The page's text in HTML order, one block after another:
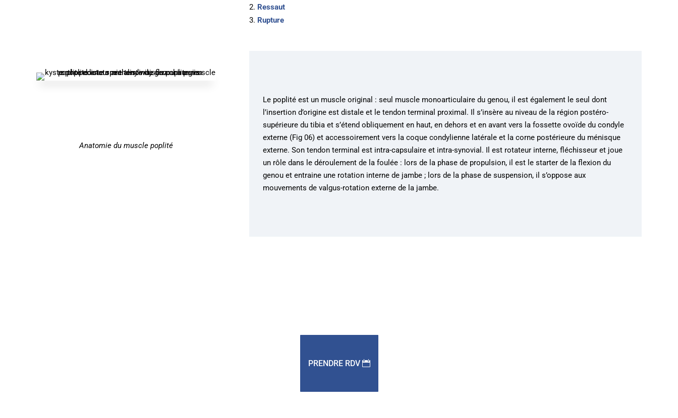
Anatomie du muscle poplité
Ressaut
Rupture
Le poplité est un muscle original : seul muscle monoarticulaire du genou, il est également le seul dont
l’insertion d’origine est distale et le tendon terminal proximal. Il s’insère au niveau de la région postéro-
supérieure du tibia et s’étend obliquement en haut, en dehors et en avant vers la fossette ovoïde du condyle
externe (Fig 06) et accessoirement vers la coque condylienne latérale et la corne postérieure du ménisque
externe. Son tendon terminal est intra-capsulaire et intra-synovial. Il est rotateur interne, fléchisseur et joue
un rôle dans le déroulement de la foulée : lors de la phase de propulsion, il est le starter de la flexion du
genou et entraine une rotation interne de jambe ; lors de la phase de suspension, il s’oppose aux
mouvements de valgus-rotation externe de la jambe.
PRENDRE RDV